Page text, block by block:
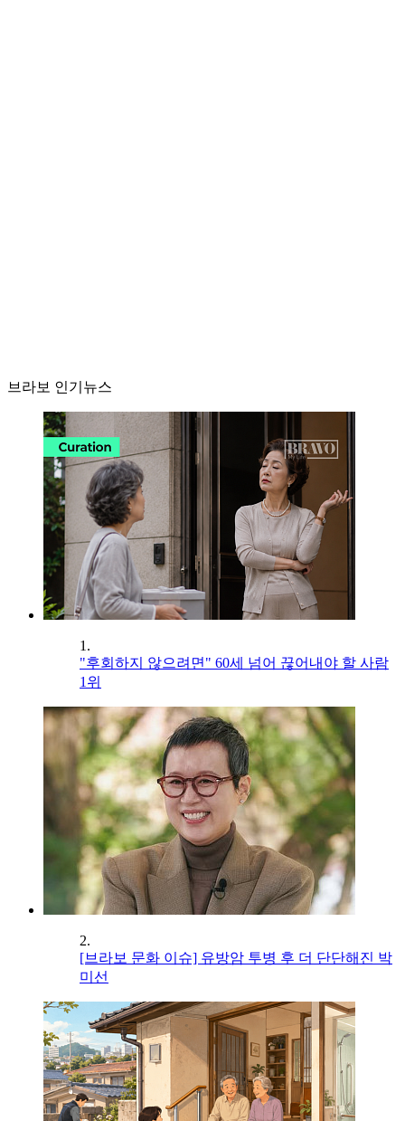
브라보 인기뉴스
1.
"후회하지 않으려면" 60세 넘어 끊어내야 할 사람
1위
2.
[브라보 문화 이슈] 유방암 투병 후 더 단단해진 박
미선